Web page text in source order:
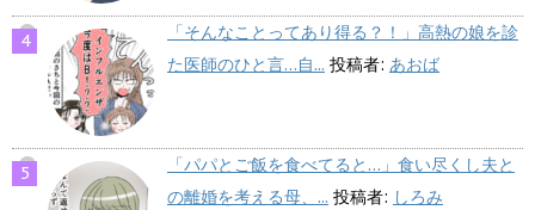
「そんなことってあり得る？！」高熱の娘を診
た医師のひと言…自... 投稿者: あおば
「パパとご飯を食べてると…」食い尽くし夫と
の離婚を考える母、... 投稿者: しろみ